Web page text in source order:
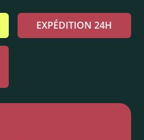
EXPÉDITION 24H